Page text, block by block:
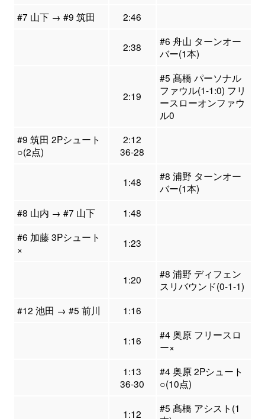
#7 山下 → #9 筑田 2:46
2:38
#6 舟山 ターンオー
バー(1本)
2:19
#5 髙橋 パーソナル
ファウル(1-1:0) フリ
ースローオンファウ
ル0
#9 筑田 2Pシュート
○(2点)
2:12
36-28
1:48
#8 浦野 ターンオー
バー(1本)
#8 山内 → #7 山下
1:48
#6 加藤 3Pシュート
×
1:23
1:20
#8 浦野 ディフェン
スリバウンド(0-1-1)
#12 池田 → #5 前川
1:16
1:16
#4 奥原 フリースロ
ー×
1:13
36-30
#4 奥原 2Pシュート
○(10点)
1:12
#5 髙橋 アシスト(1